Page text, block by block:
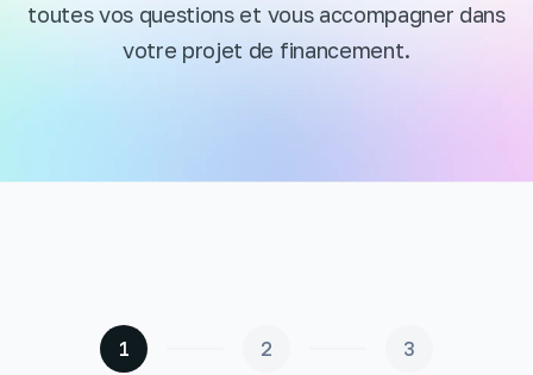
toutes vos questions et vous accompagner dans
votre projet de financement.
1 2 3